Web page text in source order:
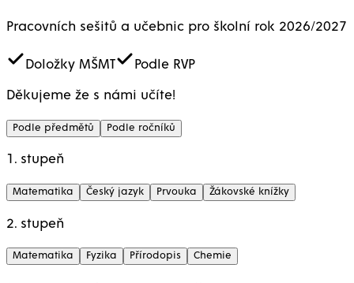
Pracovních sešitů a učebnic pro školní rok 2026/2027
Doložky MŠMT Podle RVP
Děkujeme že s námi učíte!
Podle předmětů Podle ročníků
1. stupeň
Matematika Český jazyk Prvouka Žákovské knížky
2. stupeň
Matematika Fyzika Přírodopis Chemie